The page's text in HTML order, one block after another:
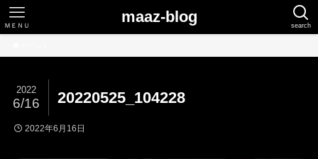
maaz-blog search
ＭＥＮＵ
20220525_104228
2022
6/16
2022年6月16日